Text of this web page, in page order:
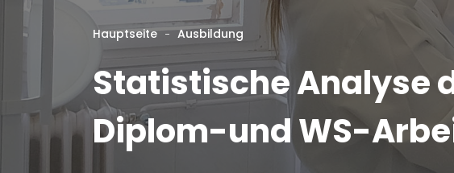
Hauptseite Ausbildung
Statistische Analyse
Diplom-und WS-